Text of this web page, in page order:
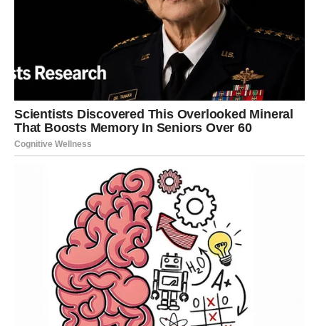
Finansijska prognoza
konkretnu finansijsku vrijednost.
Tražite ono što zaslužujete.
DJEVICA
Finansijska prognoza
Djevice konačno vide rezultate svoje ustrajnosti i